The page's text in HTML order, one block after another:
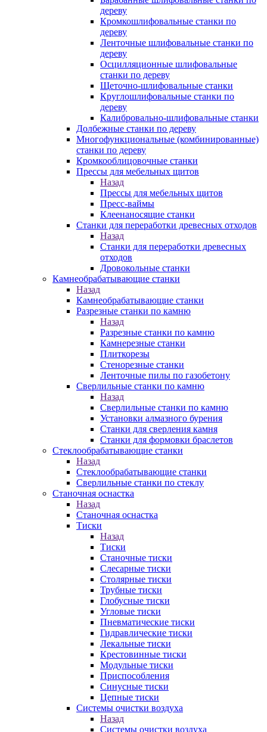
дереву
Кромкошлифовальные станки по
дереву
Ленточные шлифовальные станки по
дереву
Осцилляционные шлифовальные
станки по дереву
Щеточно-шлифовальные станки
Круглошлифовальные станки по
дереву
Калибровально-шлифовальные станки
Долбежные станки по дереву
Многофункциональные (комбинированные)
станки по дереву
Кромкооблицовочные станки
Прессы для мебельных щитов
Назад
Прессы для мебельных щитов
Пресс-ваймы
Клеенаносящие станки
Станки для переработки древесных отходов
Назад
Станки для переработки древесных
отходов
Дровокольные станки
Камнеобрабатывающие станки
Назад
Камнеобрабатывающие станки
Разрезные станки по камню
Назад
Разрезные станки по камню
Камнерезные станки
Плиткорезы
Стенорезные станки
Ленточные пилы по газобетону
Сверлильные станки по камню
Назад
Сверлильные станки по камню
Установки алмазного бурения
Станки для сверления камня
Станки для формовки браслетов
Стеклообрабатывающие станки
Назад
Стеклообрабатывающие станки
Сверлильные станки по стеклу
Станочная оснастка
Назад
Станочная оснастка
Тиски
Назад
Тиски
Станочные тиски
Слесарные тиски
Столярные тиски
Трубные тиски
Глобусные тиски
Угловые тиски
Пневматические тиски
Гидравлические тиски
Лекальные тиски
Крестовинные тиски
Модульные тиски
Приспособления
Синусные тиски
Цепные тиски
Системы очистки воздуха
Назад
Системы очистки воздуха